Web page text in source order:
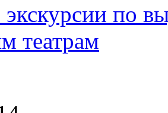
по
театрам